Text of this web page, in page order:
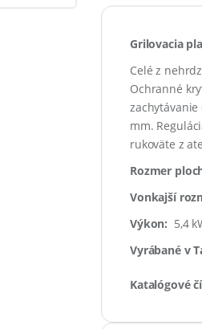
Grilovacia
Celé z
Ochranné
mm.
rukoväte z
Rozmer
Vonkajší
Výkon: 5,4
Vyrábané v
Katalógové